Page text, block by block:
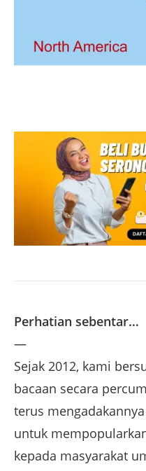
Perhatian sebentar…
—
Sejak 2012, kami
bacaan secara
terus
untuk
kepada masyarakat